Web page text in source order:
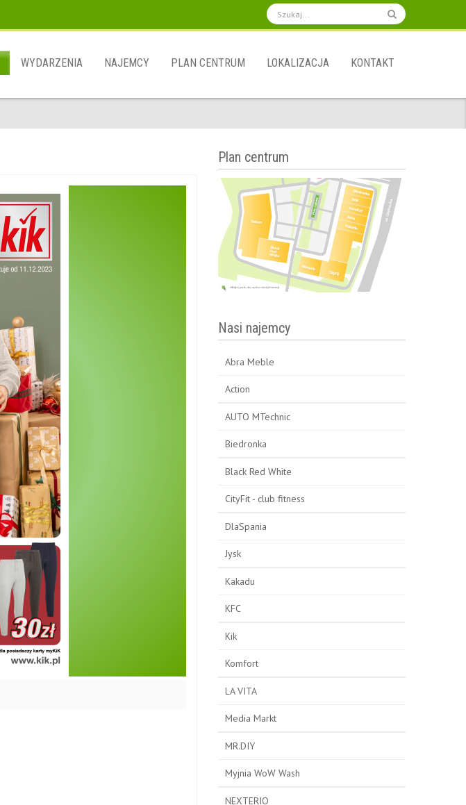
WYDARZENIA NAJEMCY PLAN CENTRUM LOKALIZACJA KONTAKT
Plan centrum
Nasi najemcy
Abra Meble
Action
AUTO MTechnic
Biedronka
Black Red White
CityFit - club fitness
DlaSpania
Jysk
Kakadu
KFC
Kik
Komfort
LA VITA
Media Markt
MR.DIY
Myjnia WoW Wash
NEXTERIO